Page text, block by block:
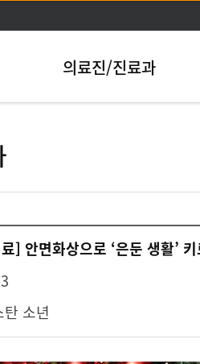
바로가기
의료진/진료과
] 안면화상으로 ‘은둔 생활’
소년